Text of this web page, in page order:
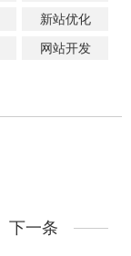
新站优化
网站开发
下一条